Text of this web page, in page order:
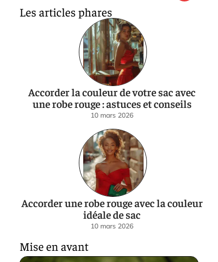
Les articles phares
Accorder la couleur de votre sac avec
une robe rouge : astuces et conseils
10 mars 2026
Accorder une robe rouge avec la couleur
idéale de sac
10 mars 2026
Mise en avant